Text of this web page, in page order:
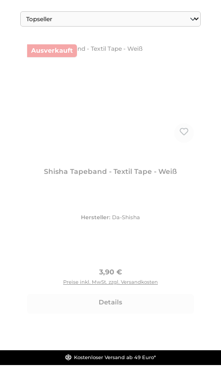
Ausverkauft
Shisha Tapeband - Textil Tape - Weiß
Hersteller: Da-Shisha
Regulärer Preis:
3,90 €
Preise inkl. MwSt. zzgl. Versandkosten
Details
Kostenloser Versand ab 49 Euro*